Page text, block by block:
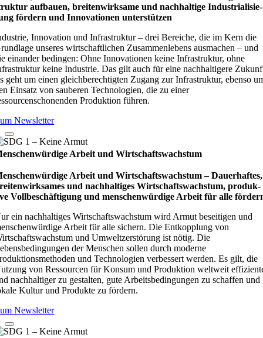
auf­bauen, brei­ten­wirk­same und nach­hal­tige Indu­stri­ali­sie­
för­dern und Inno­vati­o­nen unter­stüt­zen
Innovation und Infrastruktur – drei Bereiche, die im Kern die
unseres wirtschaftlichen Zusammenlebens ausmachen – und
einander bedingen: Ohne Innovationen keine Infrastruktur, ohne
keine Industrie. Das gilt auch für eine nachhaltigere
geht um einen gleichberechtigten Zugang zur Infrastruktur, ebenso
Einsatz von sauberen Technologien, die zu einer
Produktion führen.
Newsletter
Arbeit und Wirtschaftswachstum
Arbeit und Wirtschaftswachstum – Dau­e­r­haf­tes,
und nach­hal­ti­ges Wirt­schafts­wachs­tum, pro­duk­
Vollbe­schäf­ti­gung und men­schen­wür­dige Arbeit für alle
ein nachhaltiges Wirtschaftswachstum wird Armut beseitigen und
Arbeit für alle sichern. Die Entkopplung von
und Umweltzerstörung ist nötig. Die
der Menschen sollen durch moderne
und Technologien verbessert werden. Es gilt, die
von Ressourcen für Konsum und Produktion weltweit
nachhaltiger zu gestalten, gute Arbeitsbedingungen zu schaffen und
Kultur und Produkte zu fördern.
Newsletter